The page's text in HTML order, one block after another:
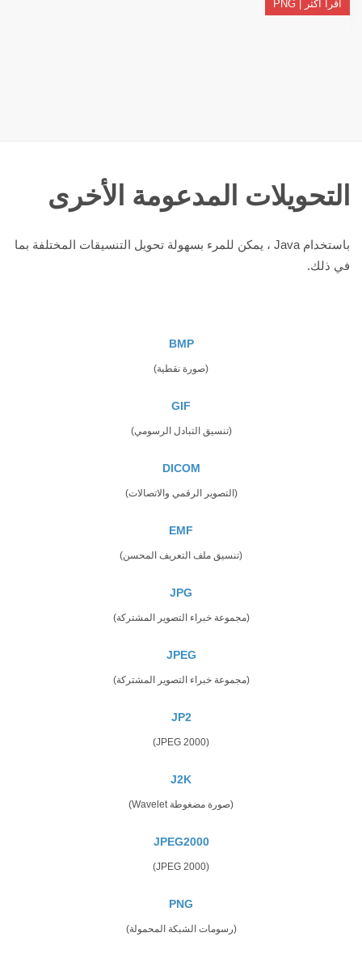
اقرأ أكثر | PNG
التحويلات المدعومة الأخرى
باستخدام Java ، يمكن للمرء بسهولة تحويل التنسيقات المختلفة بما
في ذلك.
BMP
(صورة نقطية)
GIF
(تنسيق التبادل الرسومي)
DICOM
(التصوير الرقمي والاتصالات)
EMF
(تنسيق ملف التعريف المحسن)
JPG
(مجموعة خبراء التصوير المشتركة)
JPEG
(مجموعة خبراء التصوير المشتركة)
JP2
(JPEG 2000)
J2K
(صورة مضغوطة Wavelet)
JPEG2000
(JPEG 2000)
PNG
(رسومات الشبكة المحمولة)